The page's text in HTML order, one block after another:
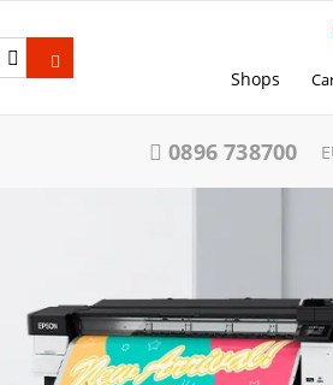
Shops
0896 738700